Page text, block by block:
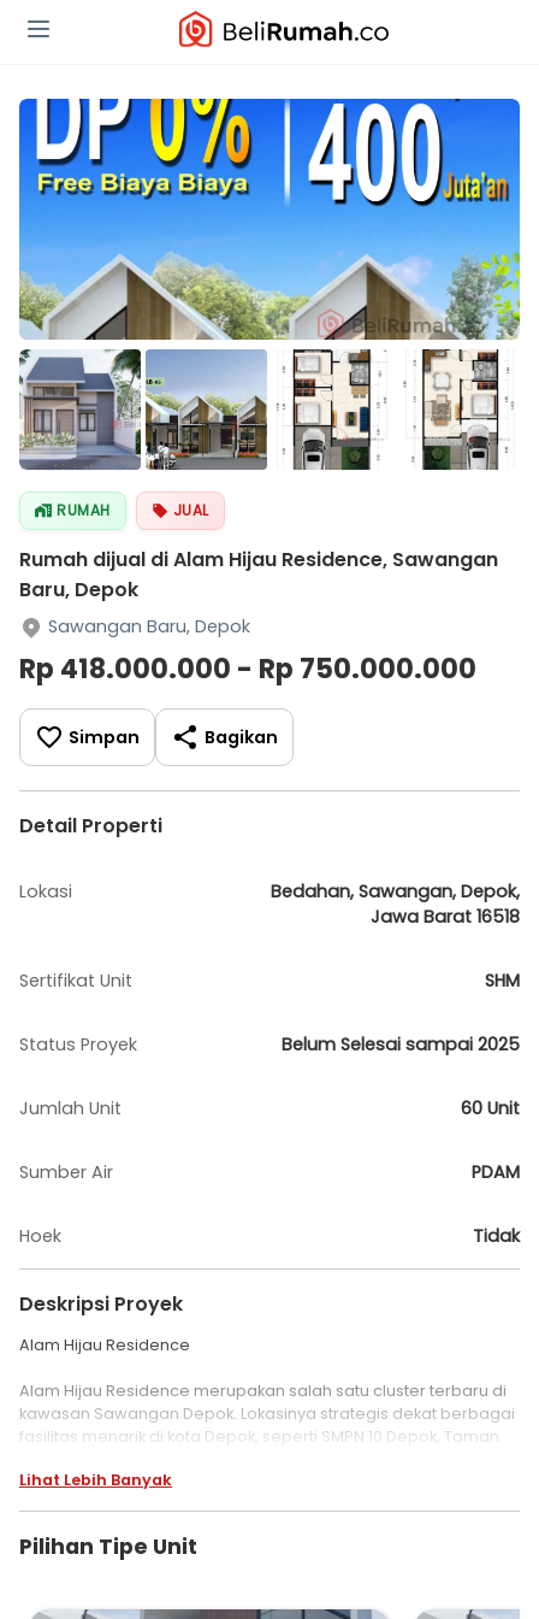
RUMAH JUAL
Rumah dijual di Alam Hijau Residence, Sawangan
Baru, Depok
Sawangan Baru, Depok
Rp 418.000.000 - Rp 750.000.000
Simpan Bagikan
Detail Properti
Lokasi
Bedahan, Sawangan, Depok,
Jawa Barat 16518
Sertifikat Unit SHM
Status Proyek Belum Selesai sampai 2025
Jumlah Unit 60 Unit
Sumber Air PDAM
Hoek Tidak
Deskripsi Proyek
Alam Hijau Residence
Alam Hijau Residence merupakan salah satu cluster terbaru di
kawasan Sawangan Depok. Lokasinya strategis dekat berbagai
fasilitas menarik di kota Depok, seperti SMPN 10 Depok, Taman
Lokasinya yang strategis tentunya akan mempermudah Anda
Keunggulan lain dari unit Alam Hijau Residence adalah
Lihat Lebih Banyak
Pilihan Tipe Unit